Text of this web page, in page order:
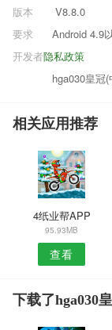
版本
V8.8.0
要求
Android 4.9
隐私政策
开发者
hga030皇冠
相关应用推荐
4纸业帮APP
95.93MB
查看
下载了hga030